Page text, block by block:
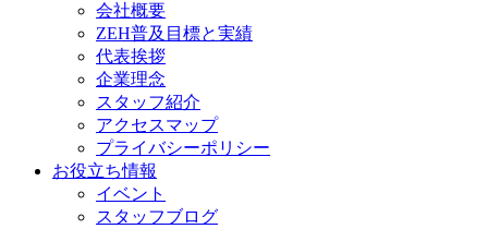
会社概要
ZEH普及目標と実績
代表挨拶
企業理念
スタッフ紹介
アクセスマップ
プライバシーポリシー
お役立ち情報
イベント
スタッフブログ